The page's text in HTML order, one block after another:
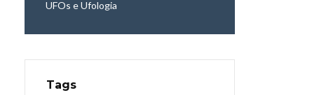
UFOs e Ufologia
Tags